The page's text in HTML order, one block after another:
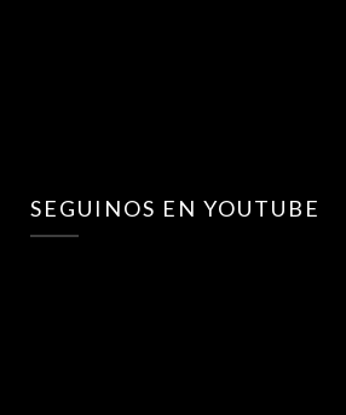
SEGUINOS EN YOUTUBE